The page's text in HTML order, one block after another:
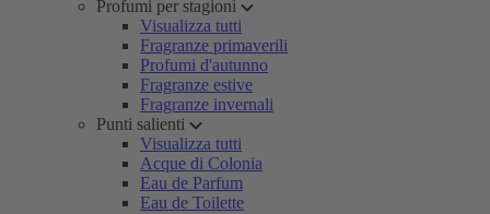
Profumi per stagioni
Visualizza tutti
Fragranze primaverili
Profumi d'autunno
Fragranze estive
Fragranze invernali
Punti salienti
Visualizza tutti
Acque di Colonia
Eau de Parfum
Eau de Toilette